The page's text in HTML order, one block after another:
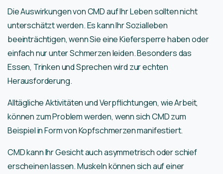
Die Auswirkungen von CMD auf Ihr Leben sollten nicht
unterschätzt werden. Es kann Ihr Sozialleben
beeinträchtigen, wenn Sie eine Kiefersperre haben oder
einfach nur unter Schmerzen leiden. Besonders das
Essen, Trinken und Sprechen wird zur echten
Herausforderung.
Alltägliche Aktivitäten und Verpflichtungen, wie Arbeit,
können zum Problem werden, wenn sich CMD zum
Beispiel in Form von Kopfschmerzen manifestiert.
CMD kann Ihr Gesicht auch asymmetrisch oder schief
erscheinen lassen. Muskeln können sich auf einer